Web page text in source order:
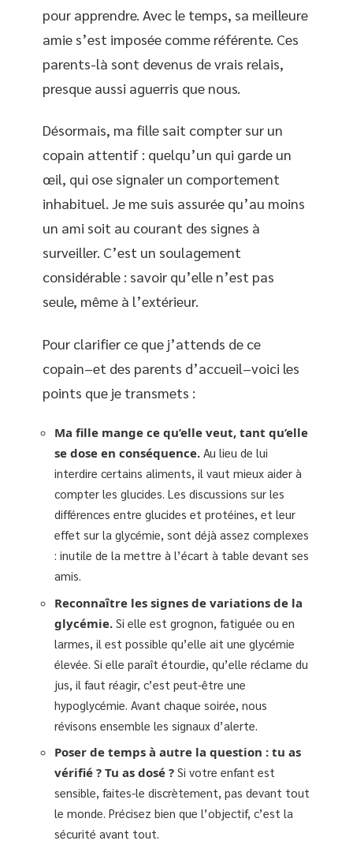
pour apprendre. Avec le temps, sa meilleure
amie s’est imposée comme référente. Ces
parents-là sont devenus de vrais relais,
presque aussi aguerris que nous.
Désormais, ma fille sait compter sur un
copain attentif : quelqu’un qui garde un
œil, qui ose signaler un comportement
inhabituel. Je me suis assurée qu’au moins
un ami soit au courant des signes à
surveiller. C’est un soulagement
considérable : savoir qu’elle n’est pas
seule, même à l’extérieur.
Pour clarifier ce que j’attends de ce
copain–et des parents d’accueil–voici les
points que je transmets :
Ma fille mange ce qu’elle veut, tant qu’elle
se dose en conséquence. Au lieu de lui
interdire certains aliments, il vaut mieux aider à
compter les glucides. Les discussions sur les
différences entre glucides et protéines, et leur
effet sur la glycémie, sont déjà assez complexes
: inutile de la mettre à l’écart à table devant ses
amis.
Reconnaître les signes de variations de la
glycémie. Si elle est grognon, fatiguée ou en
larmes, il est possible qu’elle ait une glycémie
élevée. Si elle paraît étourdie, qu’elle réclame du
jus, il faut réagir, c’est peut-être une
hypoglycémie. Avant chaque soirée, nous
révisons ensemble les signaux d’alerte.
Poser de temps à autre la question : tu as
vérifié ? Tu as dosé ? Si votre enfant est
sensible, faites-le discrètement, pas devant tout
le monde. Précisez bien que l’objectif, c’est la
sécurité avant tout.